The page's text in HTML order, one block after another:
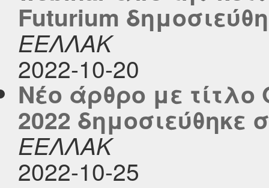
Futurium
ΕΕΛΛΑΚ
2022-10-20
Νέο άρθρο με τίτλο
2022 δημοσιεύθηκε
ΕΕΛΛΑΚ
2022-10-25